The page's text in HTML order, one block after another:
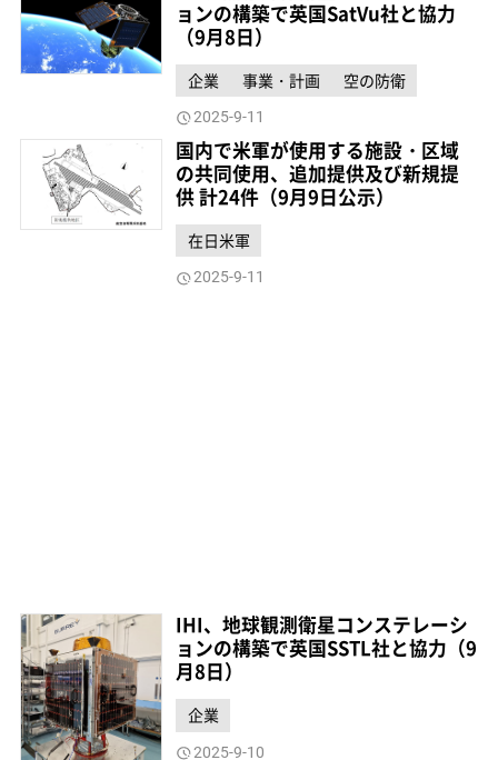
ョンの構築で英国SatVu社と協力
（9月8日）
企業 事業・計画 空の防衛
2025-9-11
国内で米軍が使用する施設・区域
の共同使用、追加提供及び新規提
供 計24件（9月9日公示）
在日米軍
2025-9-11
IHI、地球観測衛星コンステレーシ
ョンの構築で英国SSTL社と協力（9
月8日）
企業
2025-9-10